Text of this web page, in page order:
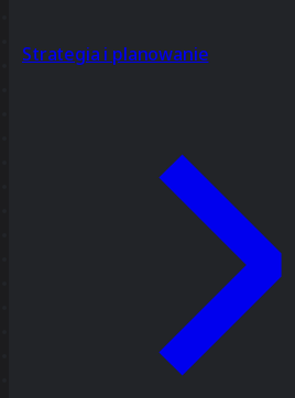
Strategia i planowanie